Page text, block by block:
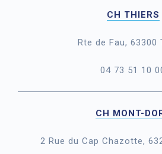
CH THIERS
Rte de Fau, 63300
04 73 51 10
CH MONT-
2 Rue du Cap Chazotte,